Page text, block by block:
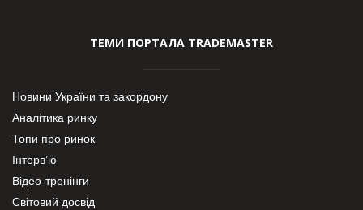
ТЕМИ ПОРТАЛА TRADEMASTER
Новини України та закордону
Аналітика ринку
Топи про ринок
Інтерв’ю
Відео-тренінги
Світовий досвід